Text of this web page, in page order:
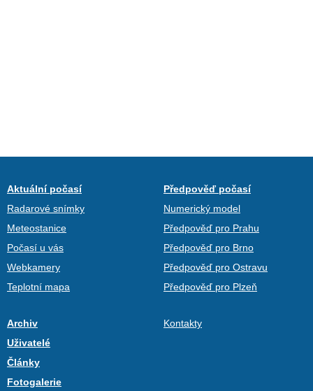
Aktuální počasí
Radarové snímky
Meteostanice
Počasí u vás
Webkamery
Teplotní mapa
Předpověď počasí
Numerický model
Předpověď pro Prahu
Předpověď pro Brno
Předpověď pro Ostravu
Předpověď pro Plzeň
Archiv
Uživatelé
Články
Fotogalerie
Kontakty